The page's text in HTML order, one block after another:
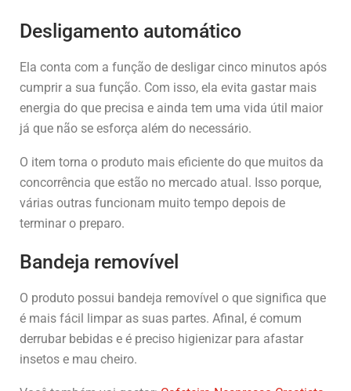
Desligamento automático
Ela conta com a função de desligar cinco minutos após
cumprir a sua função. Com isso, ela evita gastar mais
energia do que precisa e ainda tem uma vida útil maior
já que não se esforça além do necessário.
O item torna o produto mais eficiente do que muitos da
concorrência que estão no mercado atual. Isso porque,
várias outras funcionam muito tempo depois de
terminar o preparo.
Bandeja removível
O produto possui bandeja removível o que significa que
é mais fácil limpar as suas partes. Afinal, é comum
derrubar bebidas e é preciso higienizar para afastar
insetos e mau cheiro.